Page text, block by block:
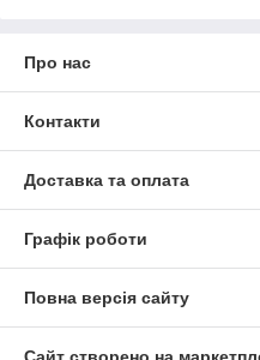
Про нас
Контакти
Доставка та оплата
Графік роботи
Повна версія сайту